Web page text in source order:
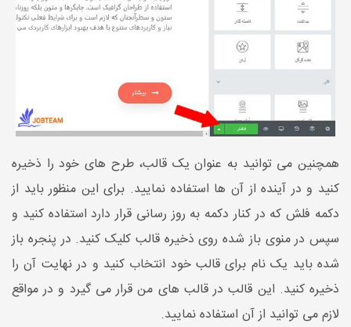
همچنین می توانید به عنوان یک قالب، طرح های خود را ذخیره
کنید و در آینده از آن ها استفاده نمایید. برای این منظور باید از
دکمه فلش که در کنار دکمه به روز رسانی قرار دارد استفاده کنید و
سپس در منوی باز شده روی ذخیره قالب کلیک کنید. در پنجره باز
شده باید یک نام برای قالب خود انتخاب کنید و در نهایت آن را
ذخیره کنید. این قالب در قالب های من قرار می گیرد و در مواقع
لازم می توانید از آن استفاده نمایید.